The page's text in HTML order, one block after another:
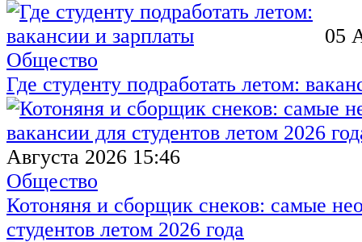
05
Общество
Где студенту подработать летом:
Августа 2026 15:46
Общество
Котоняня и сборщик снеков: самые
студентов летом 2026 года